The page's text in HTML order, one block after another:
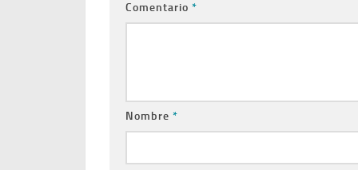
Comentario *
Nombre *